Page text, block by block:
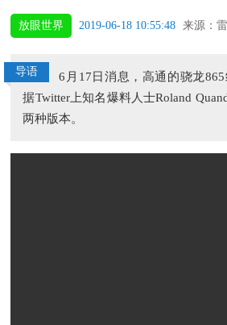
放眼世界 2019-06-18 10:55:48 来源：
导语
6月17日消息，高通的骁龙865
据Twitter上知名爆料人士Roland
两种版本。